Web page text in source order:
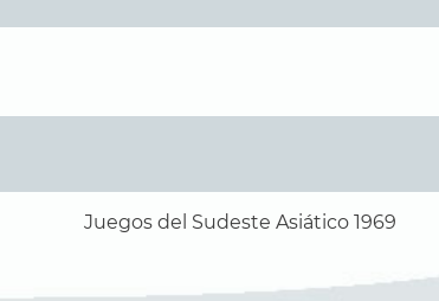
Juegos del Sudeste Asiático 1969